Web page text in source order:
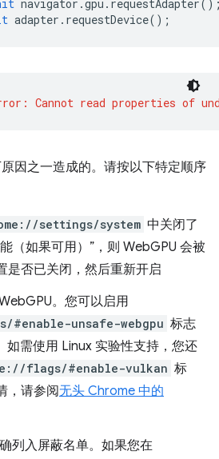
navigator .gpu . requestAdapter
adapter . requestDevice();
因之一造成的。请按以下特定顺序
settings/system 中关闭了
（如果可用）”，则 WebGPU 会被
是否已关闭，然后重新开启
。您可以启用
#enable-unsafe-webgpu 标志
如需使用 Linux 实验性支持，您还
flags/#enable-vulkan 标
，请参阅无头 Chrome 中的
列入屏蔽名单。如果您在